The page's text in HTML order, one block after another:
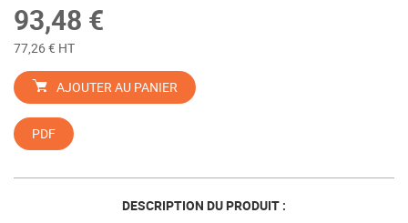
93,48 €
77,26 € HT
AJOUTER AU PANIER
PDF
DESCRIPTION DU PRODUIT :